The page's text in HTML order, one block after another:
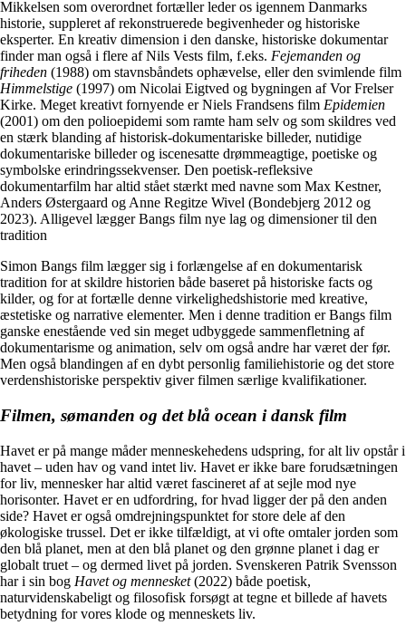
Mikkelsen som overordnet fortæller leder os igennem Danmarks
historie, suppleret af rekonstruerede begivenheder og historiske
eksperter. En kreativ dimension i den danske, historiske dokumentar
finder man også i flere af Nils Vests film, f.eks. Fejemanden og
friheden (1988) om stavnsbåndets ophævelse, eller den svimlende film
Himmelstige (1997) om Nicolai Eigtved og bygningen af Vor Frelser
Kirke. Meget kreativt fornyende er Niels Frandsens film Epidemien
(2001) om den polioepidemi som ramte ham selv og som skildres ved
en stærk blanding af historisk-dokumentariske billeder, nutidige
dokumentariske billeder og iscenesatte drømmeagtige, poetiske og
symbolske erindringssekvenser. Den poetisk-refleksive
dokumentarfilm har altid stået stærkt med navne som Max Kestner,
Anders Østergaard og Anne Regitze Wivel (Bondebjerg 2012 og
2023). Alligevel lægger Bangs film nye lag og dimensioner til den
tradition
Simon Bangs film lægger sig i forlængelse af en dokumentarisk
tradition for at skildre historien både baseret på historiske facts og
kilder, og for at fortælle denne virkelighedshistorie med kreative,
æstetiske og narrative elementer. Men i denne tradition er Bangs film
ganske enestående ved sin meget udbyggede sammenfletning af
dokumentarisme og animation, selv om også andre har været der før.
Men også blandingen af en dybt personlig familiehistorie og det store
verdenshistoriske perspektiv giver filmen særlige kvalifikationer.
Filmen, sømanden og det blå ocean i dansk film
Havet er på mange måder menneskehedens udspring, for alt liv opstår i
havet – uden hav og vand intet liv. Havet er ikke bare forudsætningen
for liv, mennesker har altid været fascineret af at sejle mod nye
horisonter. Havet er en udfordring, for hvad ligger der på den anden
side? Havet er også omdrejningspunktet for store dele af den
økologiske trussel. Det er ikke tilfældigt, at vi ofte omtaler jorden som
den blå planet, men at den blå planet og den grønne planet i dag er
globalt truet – og dermed livet på jorden. Svenskeren Patrik Svensson
har i sin bog Havet og mennesket(2022) både poetisk,
naturvidenskabeligt og filosofisk forsøgt at tegne et billede af havets
betydning for vores klode og menneskets liv.